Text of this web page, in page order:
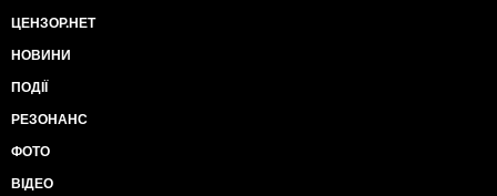
ЦЕНЗОР.НЕТ
НОВИНИ
ПОДІЇ
РЕЗОНАНС
ФОТО
ВІДЕО